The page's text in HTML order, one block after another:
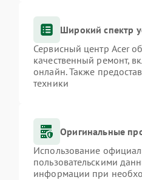
Широкий спектр
Сервисный центр Acer
качественный ремонт,
онлайн. Также
техники
Оригинальные
Использование
пользовательскими
информации при